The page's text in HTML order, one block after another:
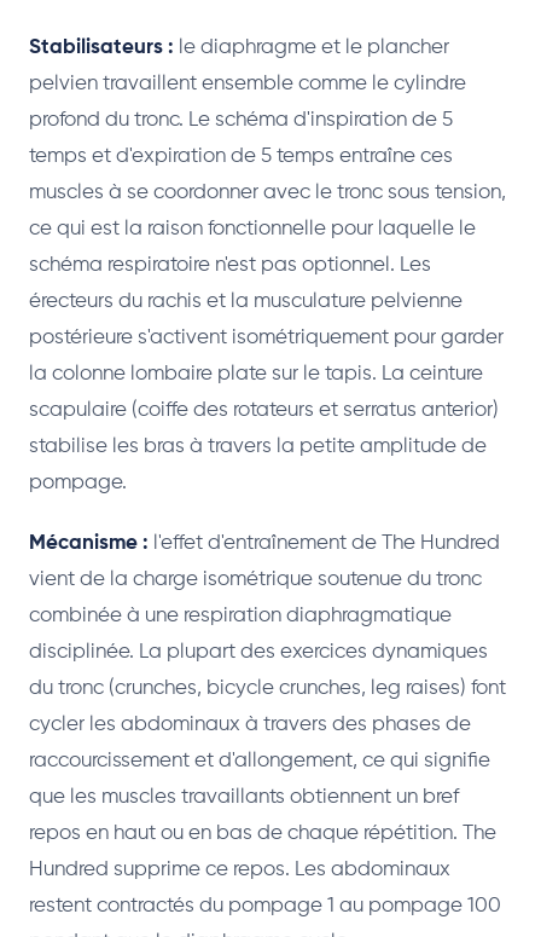
Stabilisateurs : le diaphragme et le plancher
pelvien travaillent ensemble comme le cylindre
profond du tronc. Le schéma d'inspiration de 5
temps et d'expiration de 5 temps entraîne ces
muscles à se coordonner avec le tronc sous tension,
ce qui est la raison fonctionnelle pour laquelle le
schéma respiratoire n'est pas optionnel. Les
érecteurs du rachis et la musculature pelvienne
postérieure s'activent isométriquement pour garder
la colonne lombaire plate sur le tapis. La ceinture
scapulaire (coiffe des rotateurs et serratus anterior)
stabilise les bras à travers la petite amplitude de
pompage.
Mécanisme : l'effet d'entraînement de The Hundred
vient de la charge isométrique soutenue du tronc
combinée à une respiration diaphragmatique
disciplinée. La plupart des exercices dynamiques
du tronc (crunches, bicycle crunches, leg raises) font
cycler les abdominaux à travers des phases de
raccourcissement et d'allongement, ce qui signifie
que les muscles travaillants obtiennent un bref
repos en haut ou en bas de chaque répétition. The
Hundred supprime ce repos. Les abdominaux
restent contractés du pompage 1 au pompage 100